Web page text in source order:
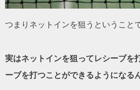
つまりネットインを狙うということ
実はネットインを狙ってレシーブを
ーブを打つことができるようになる